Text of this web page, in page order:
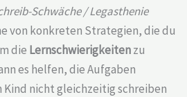
Schwäche / Legasthenie
von konkreten Strategien, die du
die Lernschwierigkeitenzu
es helfen, die Aufgaben
nicht gleichzeitig schreiben